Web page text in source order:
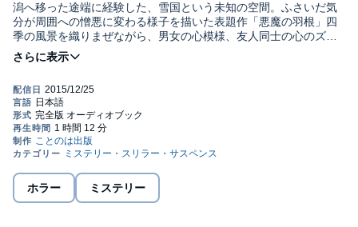
潟へ移った途端に経験した、雪国という未知の空間。ふさいだ気
分が周囲への憎悪に変わる様子を描いた表題作「悪魔の羽根」四
季の風景を織りまぜながら、男女の心模様、友人同士の心のズレ
を浮き彫りにする。ちょっぴり恐い物語。(c)ことのは出版株式会
社
ホラー ミステリー